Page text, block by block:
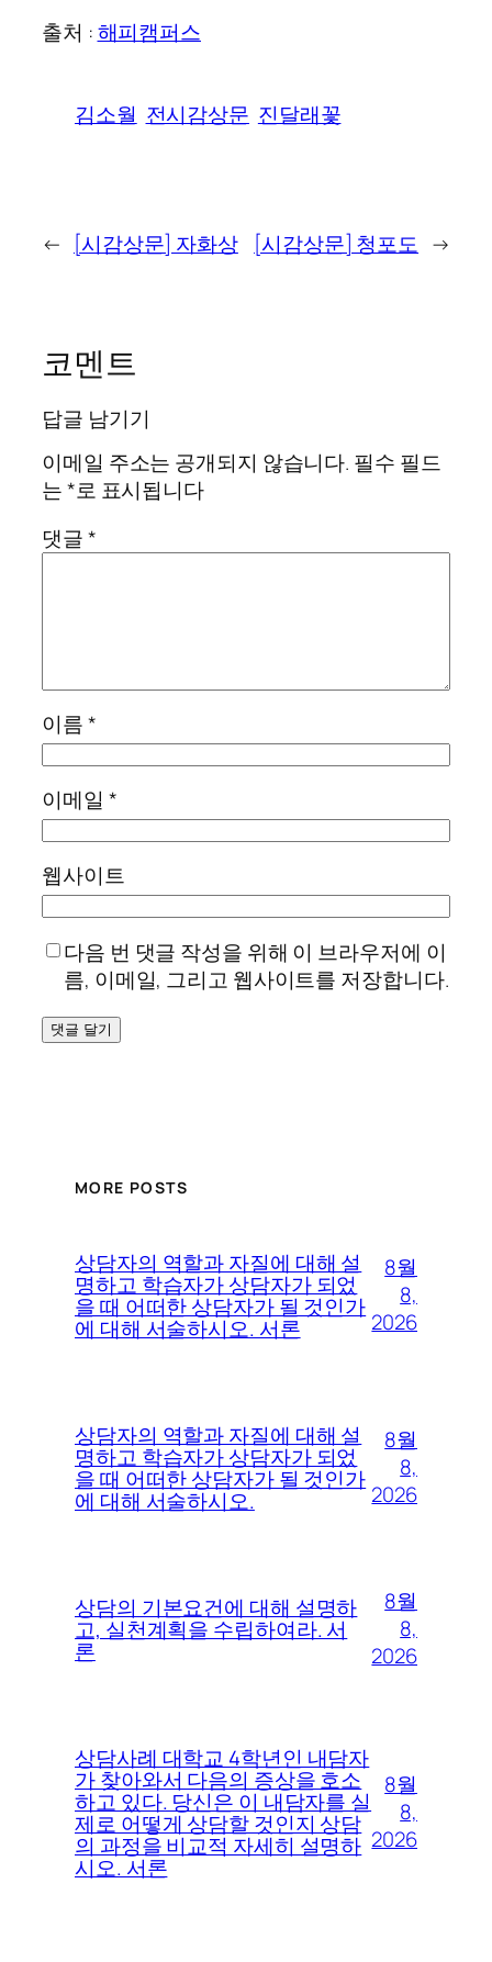
출처 :해피캠퍼스
김소월 전시감상문 진달래꽃
← [시감상문] 자화상 [시감상문] 청포도 →
코멘트
답글 남기기
이메일 주소는 공개되지 않습니다. 필수 필드
는*로 표시됩니다
댓글*
이름*
이메일 *
웹사이트
다음 번 댓글 작성을 위해 이 브라우저에 이
름, 이메일, 그리고 웹사이트를 저장합니다.
MORE POSTS
상담자의 역할과 자질에 대해 설
명하고 학습자가 상담자가 되었
을 때 어떠한 상담자가 될 것인가
에 대해 서술하시오. 서론
8월
8,
2026
상담자의 역할과 자질에 대해 설
명하고 학습자가 상담자가 되었
을 때 어떠한 상담자가 될 것인가
에 대해 서술하시오.
8월
8,
2026
상담의 기본요건에 대해 설명하
고, 실천계획을 수립하여라. 서
론
8월
8,
2026
상담사례 대학교 4학년인 내담자
가 찾아와서 다음의 증상을 호소
하고 있다. 당신은 이 내담자를 실
제로 어떻게 상담할 것인지 상담
의 과정을 비교적 자세히 설명하
시오. 서론
8월
8,
2026